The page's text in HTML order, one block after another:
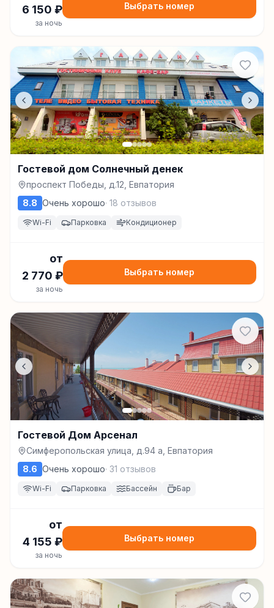
6 150 ₽
за ночь
Выбрать номер
Гостевой дом Солнечный денек
проспект Победы, д.12, Евпатория
8.8 Очень хорошо· 18 отзывов
Wi-Fi Парковка Кондиционер
от
2 770 ₽
за ночь
Выбрать номер
Гостевой Дом Арсенал
Симферопольская улица, д.94 а, Евпатория
8.6 Очень хорошо· 31 отзывов
Wi-Fi Парковка Бассейн Бар
от
4 155 ₽
за ночь
Выбрать номер